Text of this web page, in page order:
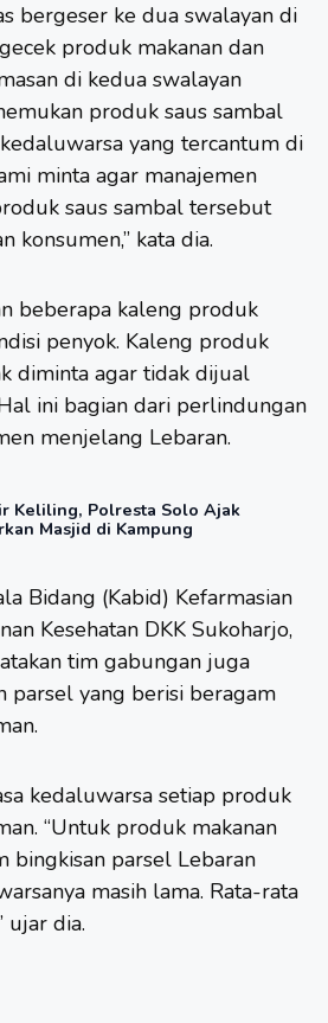
bergeser ke dua swalayan di
produk makanan dan
di kedua swalayan
produk saus sambal
yang tercantum di
minta agar manajemen
saus sambal tersebut
konsumen,” kata dia.
beberapa kaleng produk
penyok. Kaleng produk
diminta agar tidak dijual
ini bagian dari perlindungan
menjelang Lebaran.
Keliling, Polresta Solo Ajak
Masjid di Kampung
Bidang (Kabid) Kefarmasian
Kesehatan DKK Sukoharjo,
tim gabungan juga
parsel yang berisi beragam
kedaluwarsa setiap produk
“Untuk produk makanan
bingkisan parsel Lebaran
masih lama. Rata-rata
ujar dia.